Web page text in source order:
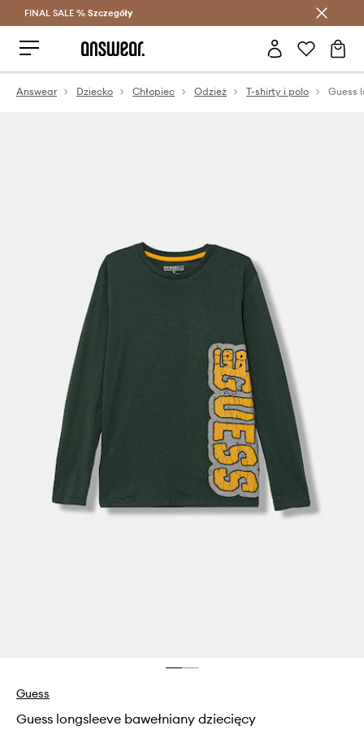
Oszczędzaj z Answear Club >
FINAL SALE % Szczegóły
Answear Dziecko Chłopiec Odzież T-shirty i polo
Guess
Guess longsleeve bawełniany dziecięcy